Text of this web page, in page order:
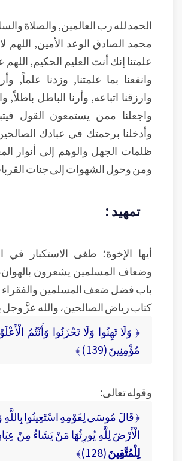
الحمد لله رب العالمين, والصلاة
محمد الصادق الوعد الأمين, اللهم لا
علمتنا إنك أنت العليم الحكيم, اللهم
وانفعنا بما علمتنا, وزدنا علماً,
وارزقنا اتباعه, وأرنا الباطل باطلاً,
واجعلنا ممن يستمعون القول
وأدخلنا برحمتك في عبادك
ظلمات الجهل والوهم إلى أنوار
ومن وحول الشهوات إلى جنات
تمهيد :
أيها الإخوة؛ طغى الاستكبار في
وضعاف المسلمين يشعرون
باب فضل ضعف المسلمين والفقراء
كتاب رياض الصالحين، والله عزَّ
﴿ وَلَا تَهِنُوا وَلَا تَحْزَنُوا وَأَنْتُمُ
مُؤْمِنِينَ (139) ﴾
وقوله تعالى:
﴿ قَالَ مُوسَى لِقَوْمِهِ اسْتَعِينُوا بِاللَّهِ
الْأَرْضَ لِلَّهِ يُورِثُهَا مَنْ يَشَاءُ مِنْ
لِلْمُتَّقِينَ(128)﴾